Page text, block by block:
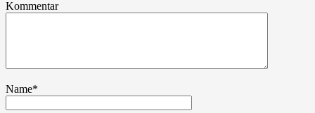
Kommentar
Name*